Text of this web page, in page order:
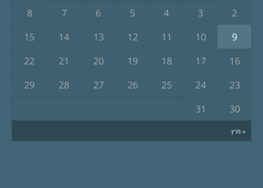
« מרץ
2
3
4
5
6
7
8
9
10
11
12
13
14
15
16
17
18
19
20
21
22
23
24
25
26
27
28
29
30
31